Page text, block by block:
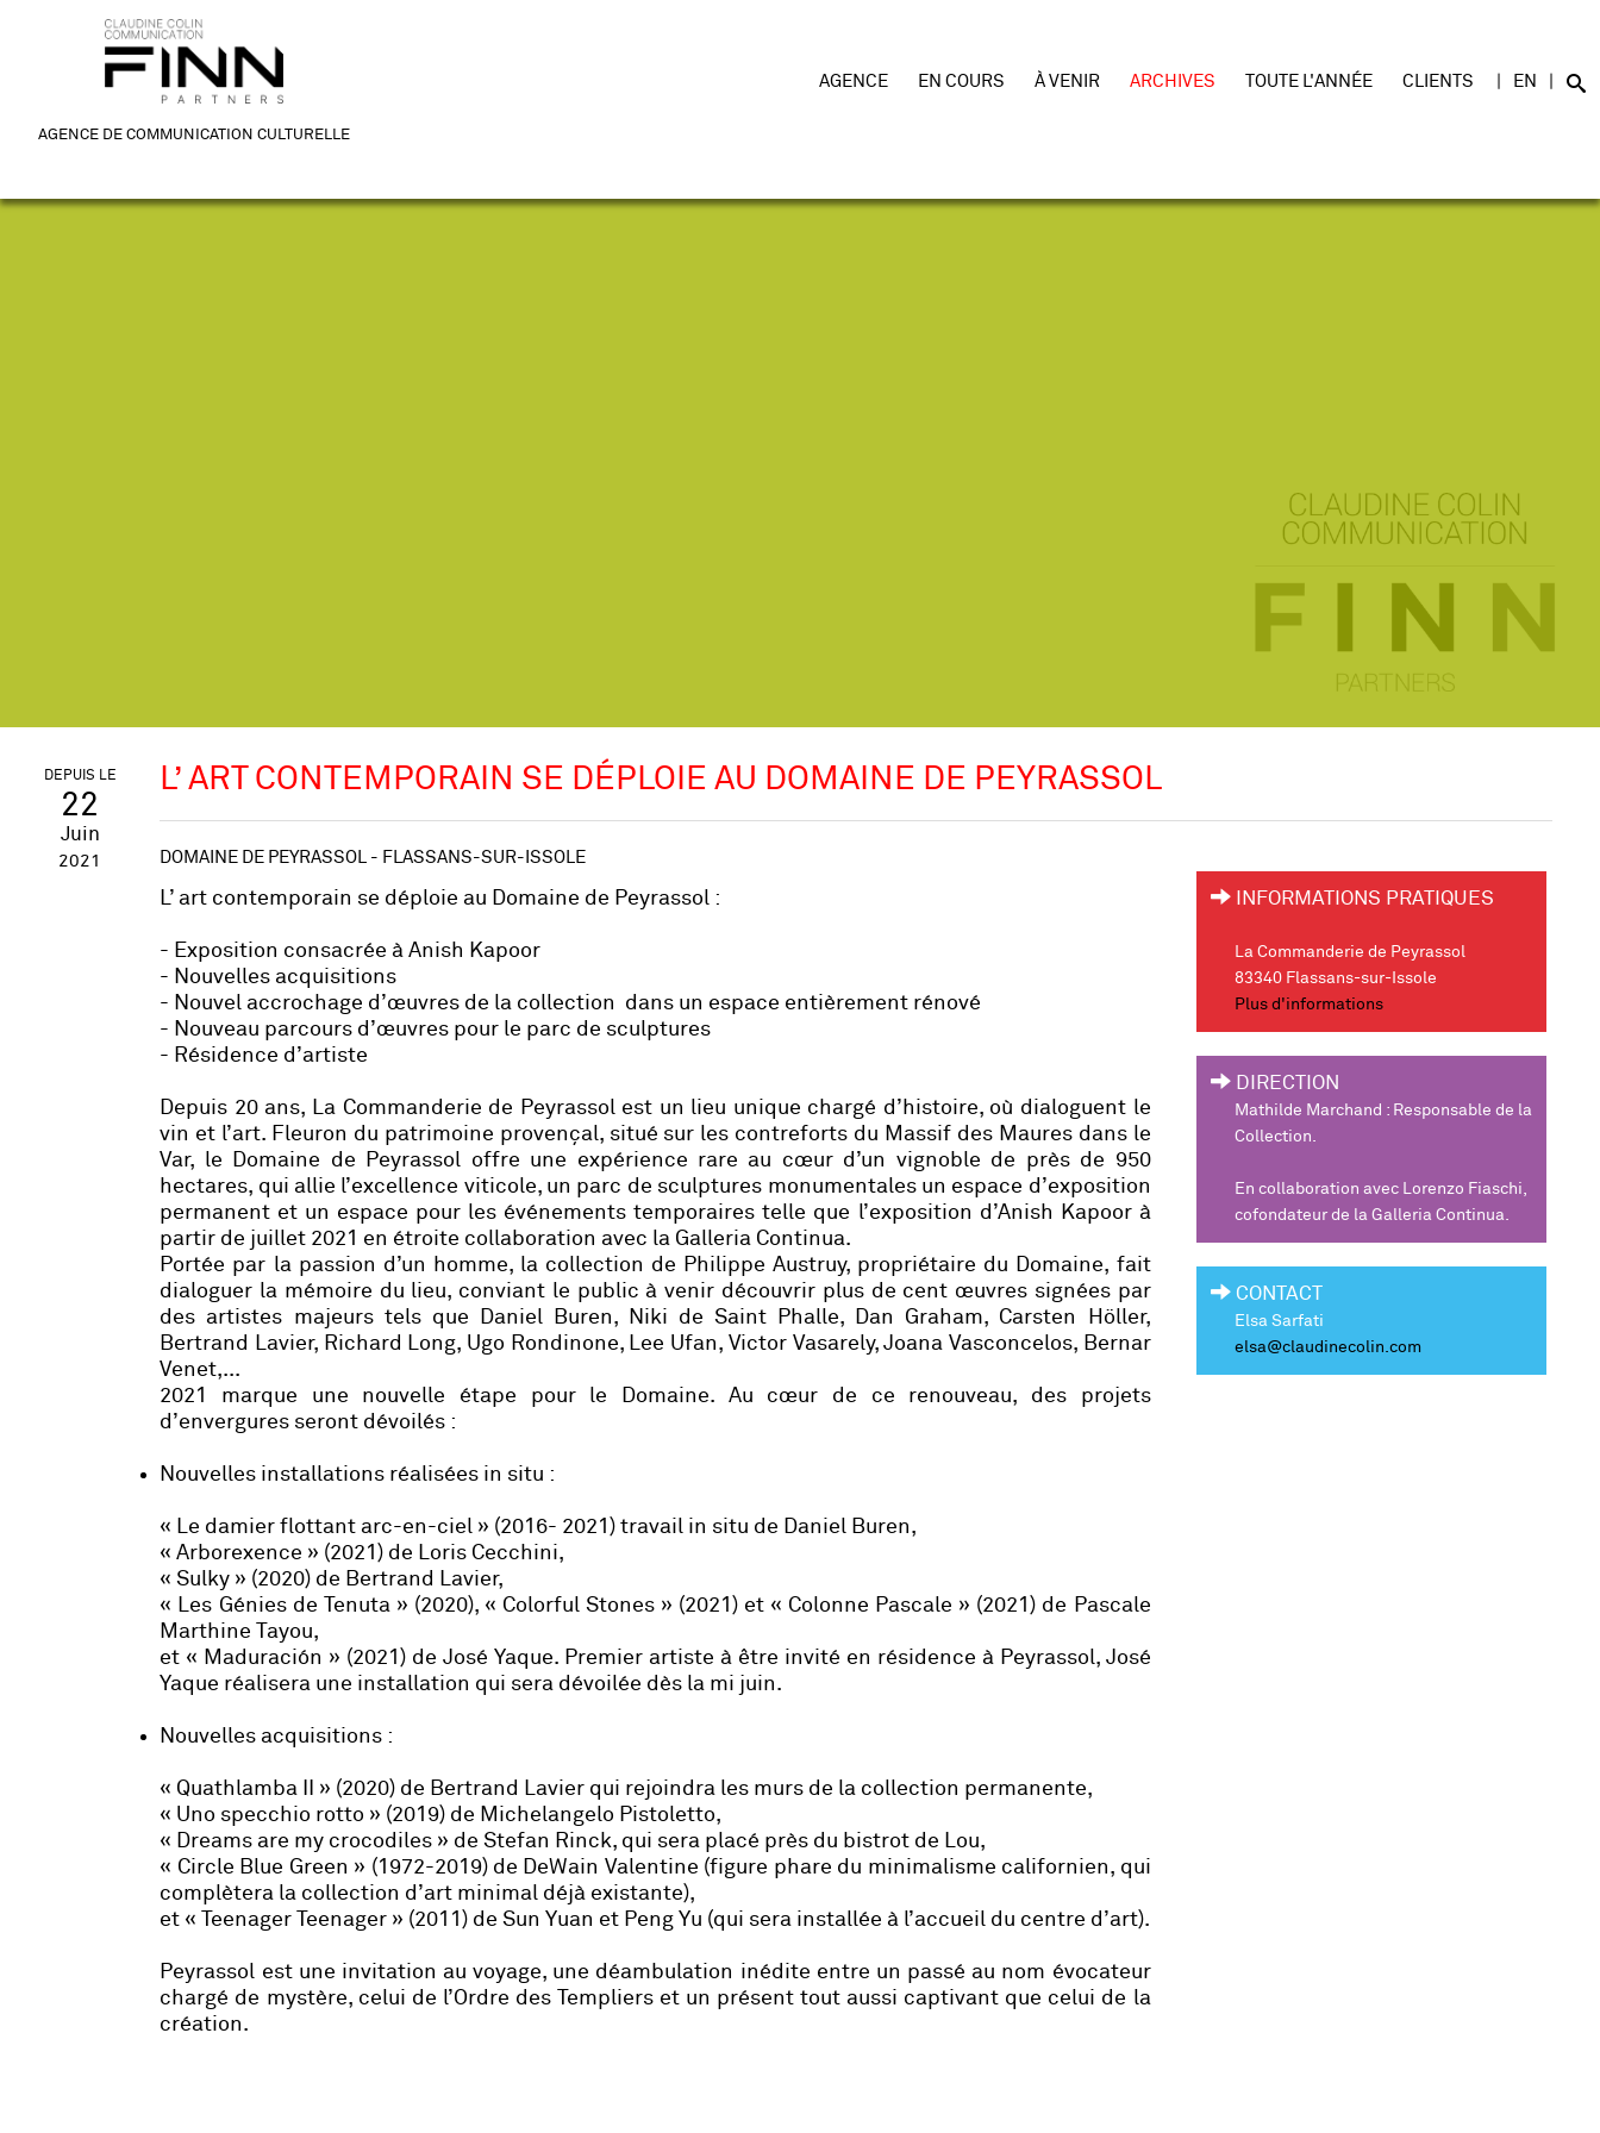
AGENCE DE COMMUNICATION CULTURELLE
AGENCE EN COURS À VENIR ARCHIVES TOUTE L'ANNÉE CLIENTS EN
DEPUIS LE
22
Juin
2021
L’ ART CONTEMPORAIN SE DÉPLOIE AU DOMAINE DE PEYRASSOL
DOMAINE DE PEYRASSOL - FLASSANS-SUR-ISSOLE
L’ art contemporain se déploie au Domaine de Peyrassol :
- Exposition consacrée à Anish Kapoor
- Nouvelles acquisitions
- Nouvel accrochage d’œuvres de la collection  dans un espace entièrement rénové
- Nouveau parcours d’œuvres pour le parc de sculptures
- Résidence d’artiste
Depuis 20 ans, La Commanderie de Peyrassol est un lieu unique chargé d’histoire, où dialoguent le
vin et l’art. Fleuron du patrimoine provençal, situé sur les contreforts du Massif des Maures dans le
Var, le Domaine de Peyrassol offre une expérience rare au cœur d’un vignoble de près de 950
hectares, qui allie l’excellence viticole, un parc de sculptures monumentales un espace d’exposition
permanent et un espace pour les événements temporaires telle que l’exposition d’Anish Kapoor à
partir de juillet 2021 en étroite collaboration avec la Galleria Continua.
Portée par la passion d’un homme, la collection de Philippe Austruy, propriétaire du Domaine, fait
dialoguer la mémoire du lieu, conviant le public à venir découvrir plus de cent œuvres signées par
des artistes majeurs tels que Daniel Buren, Niki de Saint Phalle, Dan Graham, Carsten Höller,
Bertrand Lavier, Richard Long, Ugo Rondinone, Lee Ufan, Victor Vasarely, Joana Vasconcelos, Bernar
Venet,...
2021 marque une nouvelle étape pour le Domaine. Au cœur de ce renouveau, des projets
d’envergures seront dévoilés :
Nouvelles installations réalisées in situ :
« Le damier flottant arc-en-ciel » (2016- 2021) travail in situ de Daniel Buren,
« Arborexence » (2021) de Loris Cecchini,
« Sulky » (2020) de Bertrand Lavier,
« Les Génies de Tenuta » (2020), « Colorful Stones » (2021) et « Colonne Pascale » (2021) de Pascale
Marthine Tayou,
et « Maduración » (2021) de José Yaque. Premier artiste à être invité en résidence à Peyrassol, José
Yaque réalisera une installation qui sera dévoilée dès la mi juin.
Nouvelles acquisitions :
« Quathlamba II » (2020) de Bertrand Lavier qui rejoindra les murs de la collection permanente,
« Uno specchio rotto » (2019) de Michelangelo Pistoletto,
« Dreams are my crocodiles » de Stefan Rinck, qui sera placé près du bistrot de Lou,
« Circle Blue Green » (1972-2019) de DeWain Valentine (figure phare du minimalisme californien, qui
complètera la collection d’art minimal déjà existante),
et « Teenager Teenager » (2011) de Sun Yuan et Peng Yu (qui sera installée à l’accueil du centre d’art).
Peyrassol est une invitation au voyage, une déambulation inédite entre un passé au nom évocateur
chargé de mystère, celui de l’Ordre des Templiers et un présent tout aussi captivant que celui de la
création.
INFORMATIONS PRATIQUES
La Commanderie de Peyrassol
83340 Flassans-sur-Issole
Plus d'informations
DIRECTION
Mathilde Marchand : Responsable de la
Collection.
En collaboration avec Lorenzo Fiaschi,
cofondateur de la Galleria Continua.
CONTACT
Elsa Sarfati
elsa@claudinecolin.com